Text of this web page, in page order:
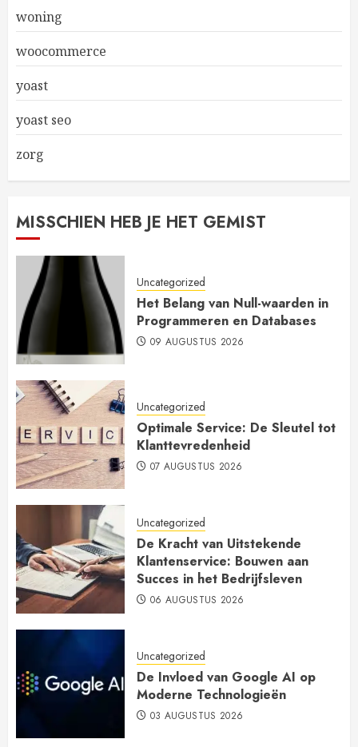
woning
woocommerce
yoast
yoast seo
zorg
MISSCHIEN HEB JE HET GEMIST
Uncategorized
Het Belang van Null-waarden in
Programmeren en Databases
09 AUGUSTUS 2026
Uncategorized
Optimale Service: De Sleutel tot
Klanttevredenheid
07 AUGUSTUS 2026
Uncategorized
De Kracht van Uitstekende
Klantenservice: Bouwen aan
Succes in het Bedrijfsleven
06 AUGUSTUS 2026
Uncategorized
De Invloed van Google AI op
Moderne Technologieën
03 AUGUSTUS 2026